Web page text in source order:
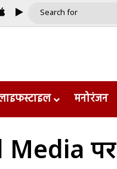
AppleGoogle Play
मनोरंजन
Media